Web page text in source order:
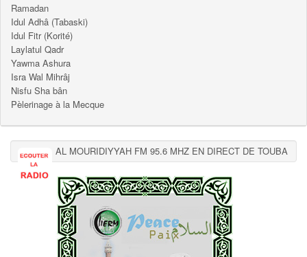
Ramadan
Idul Adhâ (Tabaski)
Idul Fitr (Korité)
Laylatul Qadr
Yawma Ashura
Isra Wal Mihrâj
Nisfu Sha bân
Pèlerinage à la Mecque
AL MOURIDIYYAH FM 95.6 MHZ EN DIRECT DE TOUBA